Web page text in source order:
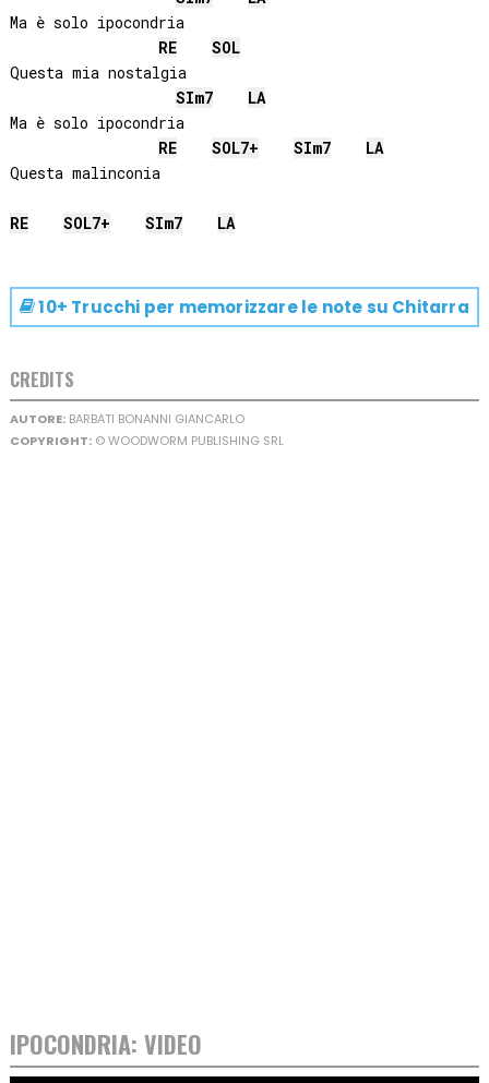
Ma è solo ipocondria
RE
SOL
Questa mia nostalgia
SIm7
LA
Ma è solo ipocondria
RE
SOL7+ SIm7
LA
Questa malinconia
RE SOL7+ SIm7 LA
10+ Trucchi per memorizzare le note su Chitarra
CREDITS
AUTORE:BARBATI BONANNI GIANCARLO
COPYRIGHT:© WOODWORM PUBLISHING SRL
IPOCONDRIA: VIDEO